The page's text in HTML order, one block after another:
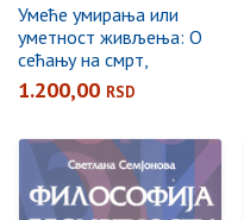
Умеће умирања или
уметност живљења: О
сећању на смрт,
заповестима Божијим,
послушности и другим
1.200,00 RSD